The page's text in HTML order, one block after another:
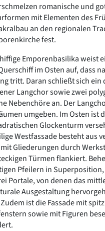
romanische und
mit Elementen des
an den regionalen
fest.
Emporenbasilika weist
im Osten auf, dass
tritt. Daran schließt sich ein
Langchor sowie zwei
Nebenchöre an. Der
umgeben. Im Osten ist
Glockenturm
Westfassade besteht aus
Gliederungen durch
Türmen flankiert.
Pfeilern in
Portale, von denen das
Ausgestaltung
ist die Fassade mit
sowie mit Figuren